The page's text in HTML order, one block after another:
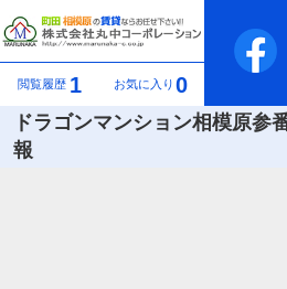
閲覧履歴 1 お気に入り 0
ドラゴンマンション相模原参
報